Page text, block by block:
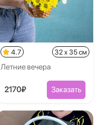
4.7 32 x 35 см
Летние вечера
2170₽ Заказать